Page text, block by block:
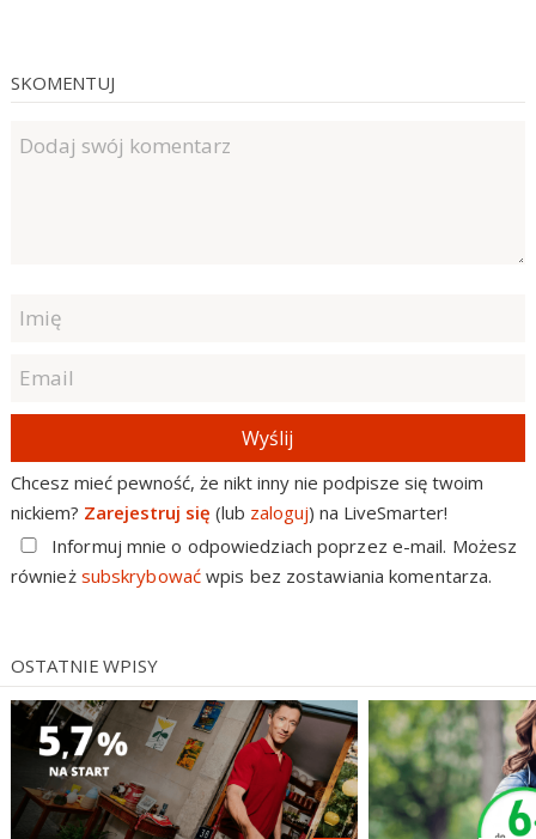
SKOMENTUJ
Wyślij
Chcesz mieć pewność, że nikt inny nie podpisze się twoim
nickiem? Zarejestruj się (lub zaloguj) na LiveSmarter!
Informuj mnie o odpowiedziach poprzez e-mail. Możesz
również subskrybowaćwpis bez zostawiania komentarza.
OSTATNIE WPISY